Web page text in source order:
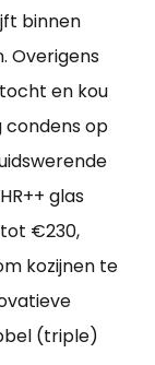
binnen
Overigens
en kou
condens op
glas
€230,
kozijnen te
(triple)